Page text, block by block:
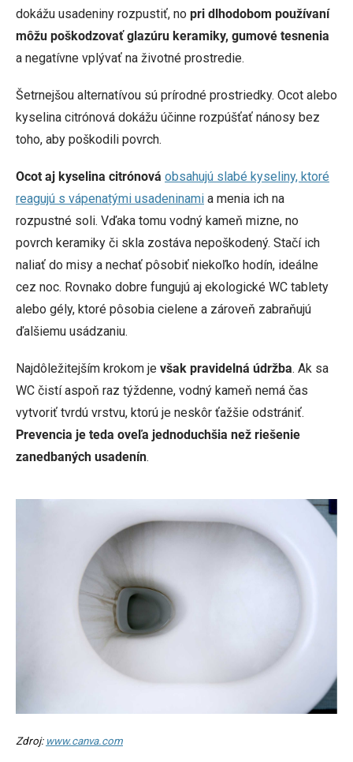
dokážu usadeniny rozpustiť, no pri dlhodobom používaní
môžu poškodzovať glazúru keramiky, gumové tesnenia
a negatívne vplývať na životné prostredie.
Šetrnejšou alternatívou sú prírodné prostriedky. Ocot alebo
kyselina citrónová dokážu účinne rozpúšťať nánosy bez
toho, aby poškodili povrch.
Ocot aj kyselina citrónová obsahujú slabé kyseliny, ktoré
reagujú s vápenatými usadeninami a menia ich na
rozpustné soli. Vďaka tomu vodný kameň mizne, no
povrch keramiky či skla zostáva nepoškodený. Stačí ich
naliať do misy a nechať pôsobiť niekoľko hodín, ideálne
cez noc. Rovnako dobre fungujú aj ekologické WC tablety
alebo gély, ktoré pôsobia cielene a zároveň zabraňujú
ďalšiemu usádzaniu.
Najdôležitejším krokom je však pravidelná údržba. Ak sa
WC čistí aspoň raz týždenne, vodný kameň nemá čas
vytvoriť tvrdú vrstvu, ktorú je neskôr ťažšie odstrániť.
Prevencia je teda oveľa jednoduchšia než riešenie
zanedbaných usadenín.
Zdroj: www.canva.com